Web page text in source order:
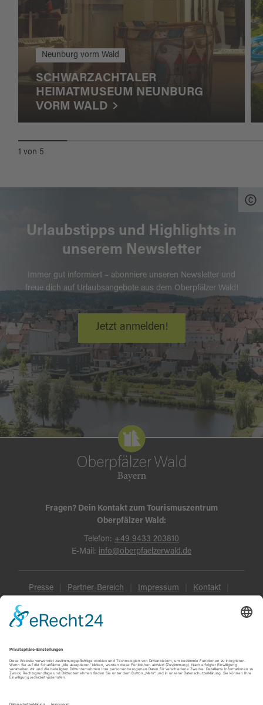
Neunburg vorm Wald
SCHWARZACHTALER
HEIMATMUSEUM NEUNBURG
VORM WALD
1 von 5
Urlaubstipps und Highlights in
unserem Newsletter
Immer gut informiert – abonniere unseren Newsletter und
freue dich auf Urlaubsangebote aus dem Oberpfälzer Wald!
Jetzt anmelden!
Fragen? Dein Kontakt zum Tourismuszentrum
Oberpfälzer Wald:
Telefon: +49 9433 203810
E-Mail: info@oberpfaelzerwald.de
Presse Partner-Bereich Impressum Kontakt
Datenschutz